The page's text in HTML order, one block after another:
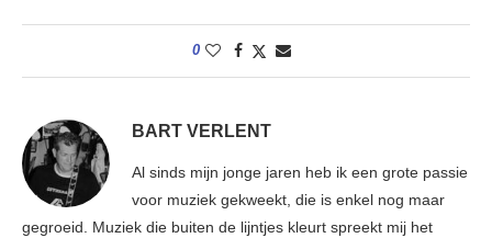
0
BART VERLENT
Al sinds mijn jonge jaren heb ik een grote passie
voor muziek gekweekt, die is enkel nog maar
gegroeid. Muziek die buiten de lijntjes kleurt spreekt mij het